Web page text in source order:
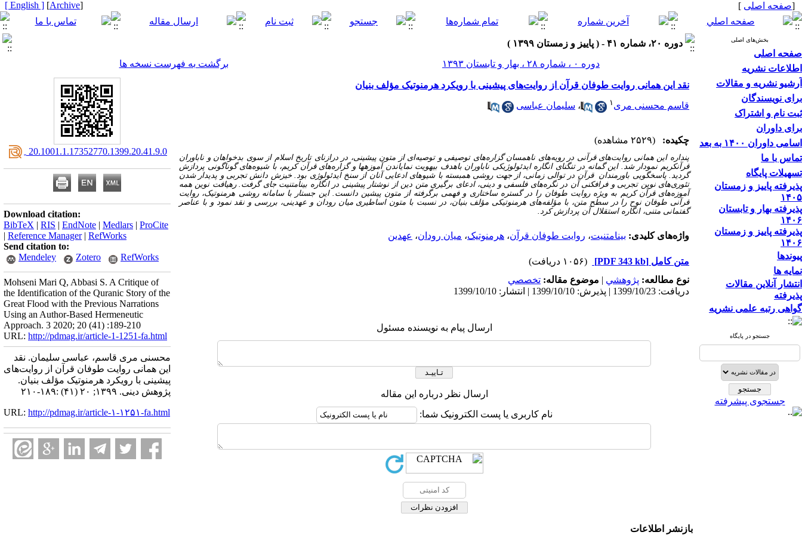
[صفحه اصلی ]
[
Archive
]
[ English ]
بخش‌های اصلی
صفحه اصلی
اطلاعات نشریه
آرشیو نشریه و مقالات
برای نویسندگان
ثبت نام و اشتراک
برای داوران
اسامی داوران ۱۴۰۰ به بعد
تماس با ما
تسهیلات پایگاه
پذیرفته پاییز و زمستان
۱۴۰۵
پذیرفته بهار و تابستان
۱۴۰۶
پذیرفته پاییز و زمستان
۱۴۰۶
پیوندها
نمایه ها
انتشار آنلاین مقالات
پذیرفته
گواهی رتبه علمی نشریه
جستجو در پایگاه
جستجوی پیشرفته
دوره ۲۰، شماره ۴۱ - ( پاییز و زمستان ۱۳۹۹ )
دوره ۰ ، شماره ۲۸ ، بهار و تابستان ۱۳۹۳
برگشت به فهرست نسخه ها
نقد این همانی روایت طوفان قرآن از روایت‌های پیشینی با رویکرد هرمنوتیک مؤلف بنیان
قاسم محسنی مری ۱ ، سلیمان عباسی
چکیده: (۲۵۲۹ مشاهده)
پنداره این همانی روایت‌های قرآنی در رویه‌های ناهمسان گزاره‌های توصیفی و توصیه‌ای از متون پیشینی، در درازنای تاریخ اسلام از سوی بدخواهان و ناباوران
قرآن­کریم نمودار شد. این گمانه در تنگنای انگاره ایدئولوژیکی ناباوران باهدف بی­هویت نمایاندن آموزه­ها و گزاره‌های قرآن کریم، با شیوه‌های گوناگونی پردازش
گردید. پاسخگویی باورمندان قرآن در توالی زمانی، از جهت روشی همبسته با شیوه­ای ادعایی آنان از سنخ ایدئولوژی بود. خیزش دانش تجربی و پدیدار شدن
تئوری‌های نوین تجربی و فرافکنی آن در نگره‌های فلسفی و دینی، ادعای برگیری متن دین از نوشتار پیشینی در انگاره بینامتنیت جای گرفت. رهیافت نوین همه
آموزه‌های قرآن کریم به ویژه روایت طوفان را در گستره ساختاری و فهمی برگرفته از متون پیشین دانست. این جستار با سامانه روشی هرمنوتیک، روایت
قرآنی طوفان نوح را در سطح متن، با مؤلفه‌های هرمنوتیکی مؤلف بنیان، در نسبت با متون اساطیری میان رودان و عهدینی، بررسی و نقد نمود و با عناصر
گفتمانی متنی، انگاره استقلال آن پردازش کرد.
واژه‌های کلیدی: بینامتنیت، روایت طوفان قرآن، هرمنوتیک، میان رودان، عهدین
متن کامل [PDF 343 kb]
(۱۰۵۶ دریافت)
نوع مطالعه: پژوهشي | موضوع مقاله: تخصصي
دریافت: 1399/10/23 | پذیرش: 1399/10/10 | انتشار: 1399/10/10
ارسال پیام به نویسنده مسئول
ارسال نظر درباره این مقاله
نام کاربری یا پست الکترونیک شما:
‎ 20.1001.1.17352770.1399.20.41.9.0
Download citation:
BibTeX | RIS | EndNote | Medlars | ProCite
| Reference Manager| RefWorks
Send citation to:
Mendeley
Zotero RefWorks
Mohseni Mari Q, Abbasi S. A Critique of
the Identification of the Quranic Story of the
Great Flood with the Previous Narrations
Using an Author-Based Hermeneutic
Approach. 3 2020; 20 (41) :189-210
URL: http://pdmag.ir/article-1-1251-fa.html
محسنی مری قاسم، عباسی سلیمان. نقد
این همانی روایت طوفان قرآن از روایت‌های
پیشینی با رویکرد هرمنوتیک مؤلف بنیان.
پژوهش دینی. ۱۳۹۹; ۲۰ (۴۱) :۱۸۹-۲۱۰
URL: http://pdmag.ir/article-۱-۱۲۵۱-fa.html
بازنشر اطلاعات